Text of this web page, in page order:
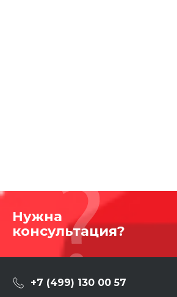
Нужна
консультация?
+7 (499) 130 00 57